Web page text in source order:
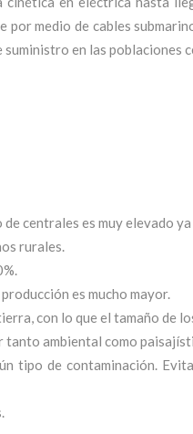
medio de cables
en las poblaciones
centrales es muy elevado
rurales.
es mucho mayor.
con lo que el tamaño de
tanto ambiental como
tipo de contaminación.